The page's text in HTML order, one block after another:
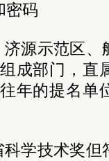
密码
济源示范区
成部门，
年的提名单
科学技术奖